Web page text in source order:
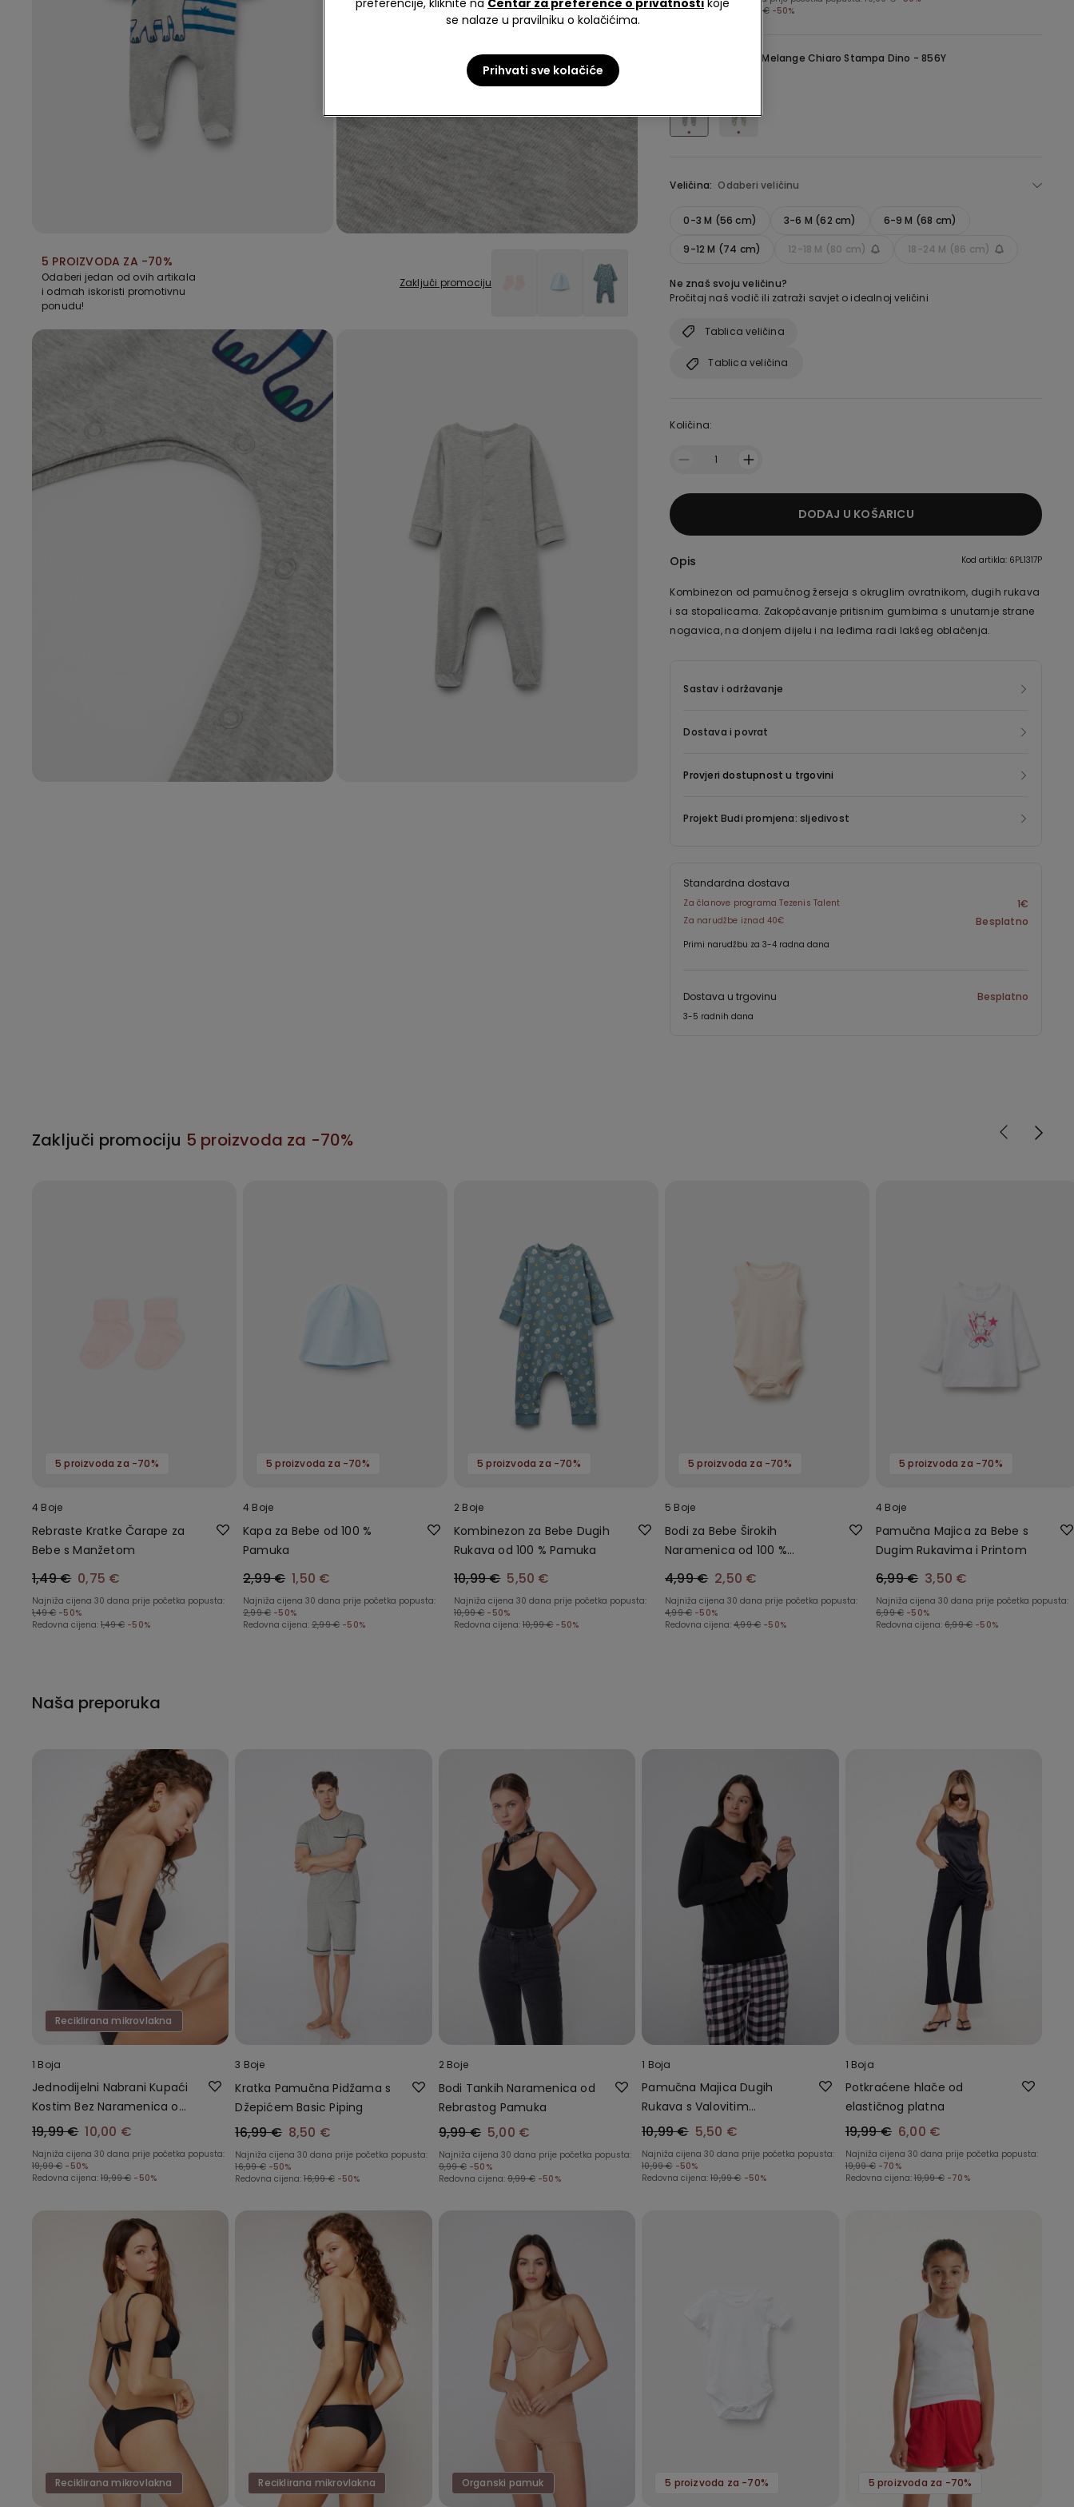
5 PROIZVODA ZA -70%
Odaberi jedan od ovih artikala
i odmah iskoristi promotivnu
ponudu!
Zaključi promociju
Redovna cijena:
10,99 € -50%
Grigio Melange Chiaro Stampa Dino - 856Y
Veličina: Odaberi veličinu
0-3 M (56 cm) 3-6 M (62 cm) 6-9 M (68 cm)
9-12 M (74 cm) 12-18 M (80 cm) 18-24 M (86 cm)
Ne znaš svoju veličinu?
Pročitaj naš vodič ili zatraži savjet o idealnoj veličini
Tablica veličina
Tablica veličina
Količina:
1
DODAJ U KOŠARICU
Opis Kod artikla: 6PL1317P
Kombinezon od pamučnog žerseja s okruglim ovratnikom, dugih rukava
i sa stopalicama. Zakopčavanje pritisnim gumbima s unutarnje strane
nogavica, na donjem dijelu i na leđima radi lakšeg oblačenja.
Sastav i održavanje
Dostava i povrat
Provjeri dostupnost u trgovini
Projekt Budi promjena: sljedivost
Standardna dostava
Za članove programa Tezenis Talent 1€
Za narudžbe iznad 40€ Besplatno
Primi narudžbu za 3-4 radna dana
Dostava u trgovinu Besplatno
3-5 radnih dana
Zaključi promociju 5 proizvoda za -70%
5 proizvoda za -70%
4 Boje
Rebraste Kratke Čarape za
Bebe s Manžetom
1,49 € 0,75 €
Najniža cijena 30 dana prije početka popusta:
1,49 € -50%
Redovna cijena: 1,49 € -50%
5 proizvoda za -70%
4 Boje
Kapa za Bebe od 100 %
Pamuka
2,99 € 1,50 €
Najniža cijena 30 dana prije početka popusta:
2,99 € -50%
Redovna cijena: 2,99 € -50%
5 proizvoda za -70%
2 Boje
Kombinezon za Bebe Dugih
Rukava od 100 % Pamuka
10,99 € 5,50 €
Najniža cijena 30 dana prije početka popusta:
10,99 € -50%
Redovna cijena: 10,99 € -50%
5 proizvoda za -70%
5 Boje
Bodi za Bebe Širokih
Naramenica od 100 %
4,99 € 2,50 €
Najniža cijena 30 dana prije početka popusta:
4,99 € -50%
Redovna cijena: 4,99 € -50%
5 proizvoda za -70%
4 Boje
Pamučna Majica za Bebe s
Dugim Rukavima i Printom
6,99 € 3,50 €
Najniža cijena 30 dana prije početka popusta:
6,99 € -50%
Redovna cijena: 6,99 € -50%
Naša preporuka
Reciklirana mikrovlakna
1 Boja
Jednodijelni Nabrani Kupaći
Kostim Bez Naramenica od
Recikliranih Mikrovlakana
19,99 € 10,00 €
Najniža cijena 30 dana prije početka popusta:
19,99 € -50%
Redovna cijena: 19,99 € -50%
3 Boje
Kratka Pamučna Pidžama s
Džepićem Basic Piping
16,99 € 8,50 €
Najniža cijena 30 dana prije početka popusta:
16,99 € -50%
Redovna cijena:16,99 € -50%
2 Boje
Bodi Tankih Naramenica od
Rebrastog Pamuka
9,99 € 5,00 €
Najniža cijena 30 dana prije početka popusta:
9,99 € -50%
Redovna cijena: 9,99 € -50%
1 Boja
Pamučna Majica Dugih
Rukava s Valovitim
Ukrasom
10,99 € 5,50 €
Najniža cijena 30 dana prije početka popusta:
10,99 € -50%
Redovna cijena:10,99 € -50%
1 Boja
Potkraćene hlače od
elastičnog platna
19,99 € 6,00 €
Najniža cijena 30 dana prije početka popusta:
19,99 € -70%
Redovna cijena:19,99 € -70%
Reciklirana mikrovlakna Reciklirana mikrovlakna Organski pamuk 5 proizvoda za -70% 5 proizvoda za -70%
preferencije, kliknite na Centar za preference o privatnosti koje
se nalaze u pravilniku o kolačićima.
Prihvati sve kolačiće